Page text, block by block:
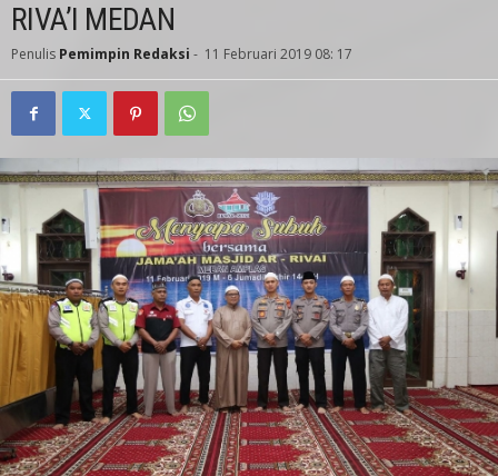
RIVA’I MEDAN
Penulis Pemimpin Redaksi - 11 Februari 2019 08: 17